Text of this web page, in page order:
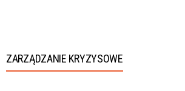
ZARZĄDZANIE KRYZYSOWE